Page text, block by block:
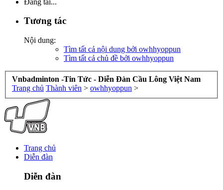
Tương tác
Nội dung:
Tìm tất cả nội dung bởi owhhyoppun
Tìm tất cả chủ đề bởi owhhyoppun
Vnbadminton -Tin Tức - Diễn Đàn Cầu Lông Việt Nam
Trang chủ Thành viên > owhhyoppun >
Trang chủ
Diễn đàn
Diễn đàn